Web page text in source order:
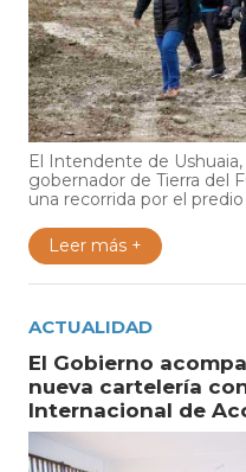
El Intendente de
gobernador de Tierra del
una recorrida por el
Leer más +
ACTUALIDAD
El Gobierno
nueva cartelería
Internacional de